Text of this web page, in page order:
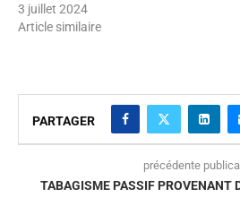
3 juillet 2024
Article similaire
PARTAGER
précédente
TABAGISME PASSIF PROVENANT